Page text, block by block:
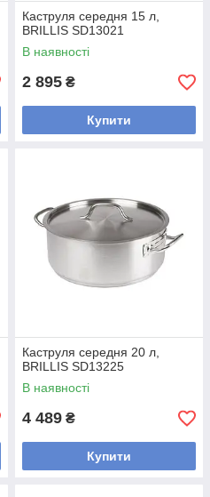
Каструля середня 15 л,
BRILLIS SD13021
В наявності
2 895 ₴
Купити
Каструля середня 20 л,
BRILLIS SD13225
В наявності
4 489 ₴
Купити